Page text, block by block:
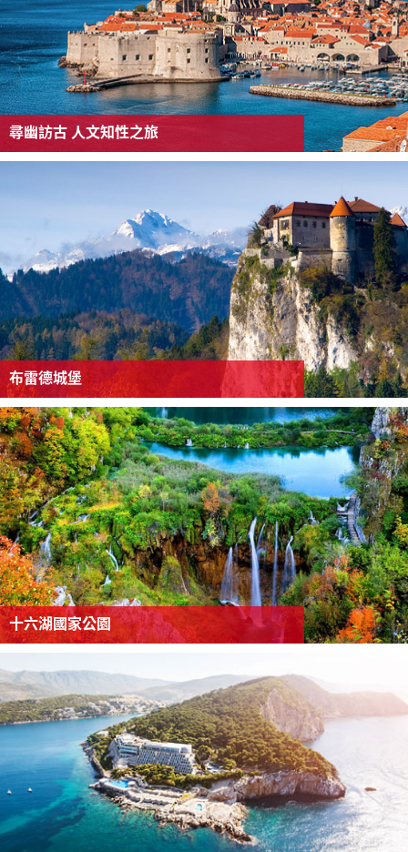
尋幽訪古 人文知性之旅
布雷德城堡
十六湖國家公園